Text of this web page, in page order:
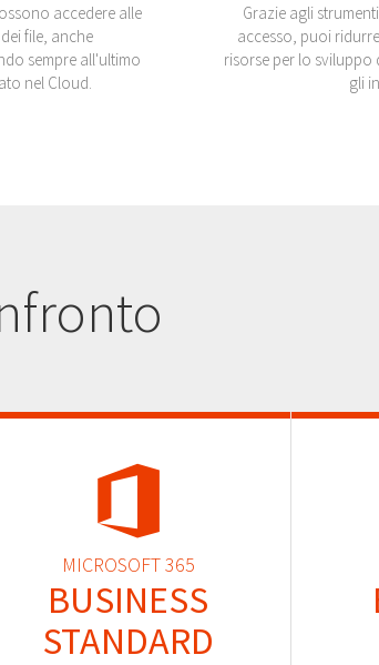
accedere alle
file, anche
sempre all'ultimo
nel Cloud.
Grazie agli
accesso, puoi
risorse per lo
gli
MICROSOFT 365
BUSINESS
STANDARD